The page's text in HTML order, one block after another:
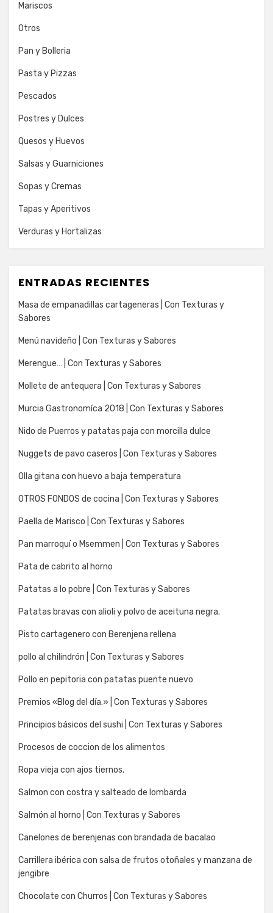
Mariscos
Otros
Pan y Bolleria
Pasta y Pizzas
Pescados
Postres y Dulces
Quesos y Huevos
Salsas y Guarniciones
Sopas y Cremas
Tapas y Aperitivos
Verduras y Hortalizas
ENTRADAS RECIENTES
Masa de empanadillas cartageneras | Con Texturas y
Sabores
Menú navideño | Con Texturas y Sabores
Merengue… | Con Texturas y Sabores
Mollete de antequera | Con Texturas y Sabores
Murcia Gastronomíca 2018 | Con Texturas y Sabores
Nido de Puerros y patatas paja con morcilla dulce
Nuggets de pavo caseros | Con Texturas y Sabores
Olla gitana con huevo a baja temperatura
OTROS FONDOS de cocina | Con Texturas y Sabores
Paella de Marisco | Con Texturas y Sabores
Pan marroquí o Msemmen | Con Texturas y Sabores
Pata de cabrito al horno
Patatas a lo pobre | Con Texturas y Sabores
Patatas bravas con alioli y polvo de aceituna negra.
Pisto cartagenero con Berenjena rellena
pollo al chilindrón | Con Texturas y Sabores
Pollo en pepitoria con patatas puente nuevo
Premios «Blog del día.» | Con Texturas y Sabores
Principios básicos del sushi | Con Texturas y Sabores
Procesos de coccion de los alimentos
Ropa vieja con ajos tiernos.
Salmon con costra y salteado de lombarda
Salmón al horno | Con Texturas y Sabores
Canelones de berenjenas con brandada de bacalao
Carrillera ibérica con salsa de frutos otoñales y manzana de
jengibre
Chocolate con Churros | Con Texturas y Sabores